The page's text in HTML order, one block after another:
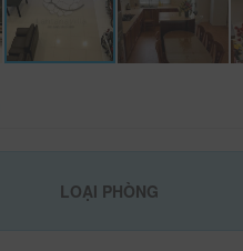
LOẠI PHÒNG